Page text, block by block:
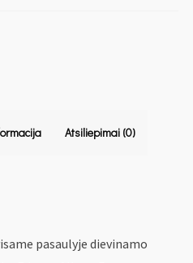
Atsiliepimai (0)
pasaulyje dievinamo